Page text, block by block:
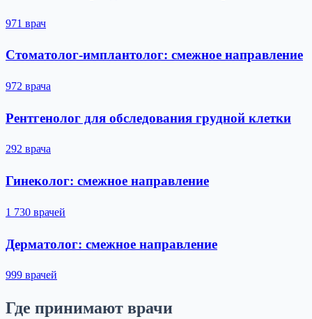
971 врач
Стоматолог-имплантолог: смежное направление
972 врача
Рентгенолог для обследования грудной клетки
292 врача
Гинеколог: смежное направление
1 730 врачей
Дерматолог: смежное направление
999 врачей
Где принимают врачи